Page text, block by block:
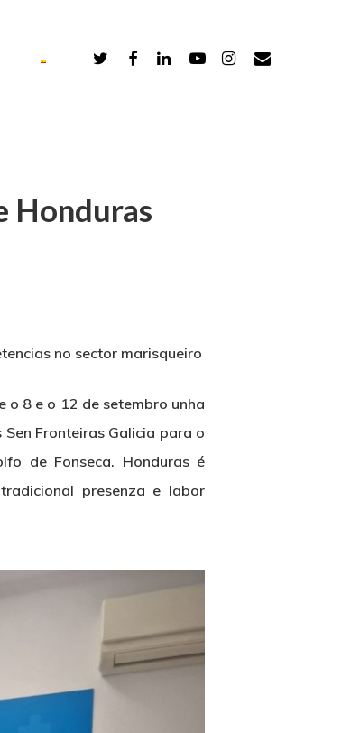
Honduras
no sector marisqueiro
o 8 e o 12 de setembro unha
Sen Fronteiras Galicia para o
de Fonseca. Honduras é
presenza e labor